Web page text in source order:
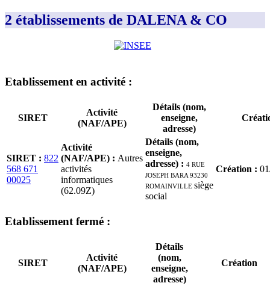
2 établissements de DALENA & CO
Etablissement en activité :
SIRET
Activité
(NAF/APE)
Détails (nom,
enseigne,
adresse)
SIRET : 822
568 671
00025
Activité
(NAF/APE) : Autres
activités
informatiques
(62.09Z)
Détails (nom,
enseigne,
adresse) : 4 RUE
JOSEPH BARA 93230
ROMAINVILLEsiège
social
Création :
Etablissement fermé :
SIRET
Activité
(NAF/APE)
Détails
(nom,
enseigne,
adresse)
Création